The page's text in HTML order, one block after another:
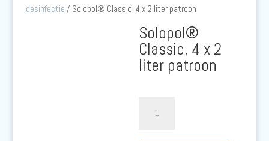
desinfectie / Solopol® Classic, 4 x 2 liter patroon
Solopol®
Classic, 4 x 2
liter patroon
Classic,